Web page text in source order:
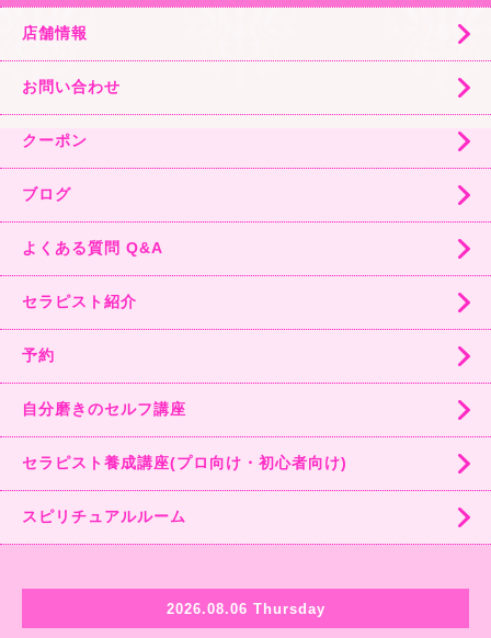
店舗情報
お問い合わせ
クーポン
ブログ
よくある質問 Q&A
セラピスト紹介
予約
自分磨きのセルフ講座
セラピスト養成講座(プロ向け・初心者向け)
スピリチュアルルーム
2026.08.06 Thursday